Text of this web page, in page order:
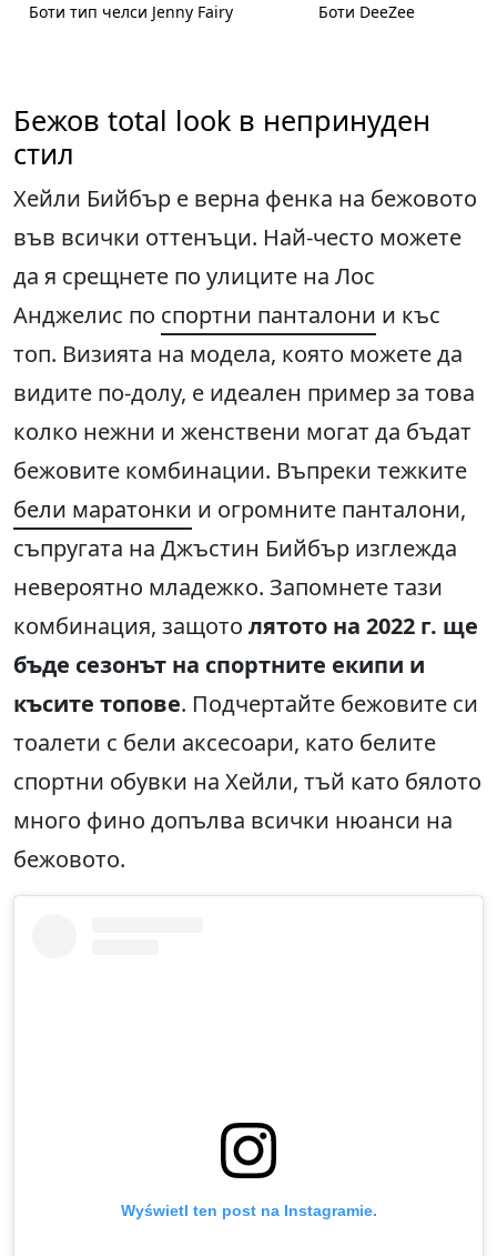
Боти тип челси Jenny Fairy Боти DeeZee
Бежов total look в непринуден
стил
Хейли Бийбър е верна фенка на бежовото
във всички оттенъци. Най-често можете
да я срещнете по улиците на Лос
Анджелис по спортни панталони и къс
топ. Визията на модела, която можете да
видите по-долу, е идеален пример за това
колко нежни и женствени могат да бъдат
бежовите комбинации. Въпреки тежките
бели маратонки и огромните панталони,
съпругата на Джъстин Бийбър изглежда
невероятно младежко. Запомнете тази
комбинация, защото лятото на 2022 г. ще
бъде сезонът на спортните екипи и
късите топове. Подчертайте бежовите си
тоалети с бели аксесоари, като белите
спортни обувки на Хейли, тъй като бялото
много фино допълва всички нюанси на
бежовото.
Wyświetl ten post na Instagramie.